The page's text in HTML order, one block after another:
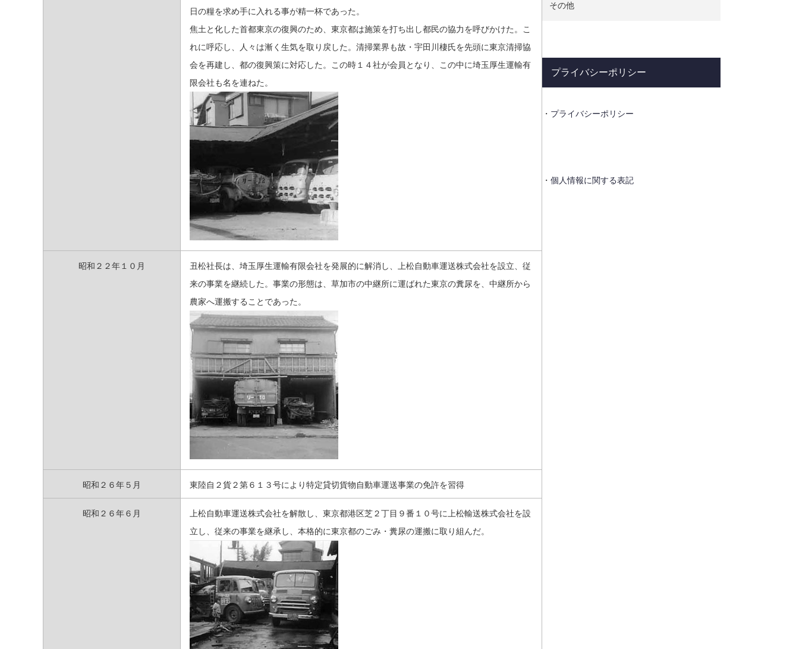
日の糧を求め手に入れる事が精一杯であった。
焦土と化した首都東京の復興のため、東京都は施策を打ち出し都民の協力を呼びかけた。こ
れに呼応し、人々は漸く生気を取り戻した。清掃業界も故・宇田川棲氏を先頭に東京清掃協
会を再建し、都の復興策に対応した。この時１４社が会員となり、この中に埼玉厚生運輸有
限会社も名を連ねた。
昭和２２年１０月
丑松社長は、埼玉厚生運輸有限会社を発展的に解消し、上松自動車運送株式会社を設立、従
来の事業を継続した。事業の形態は、草加市の中継所に運ばれた東京の糞尿を、中継所から
農家へ運搬することであった。
昭和２６年５月 東陸自２貨２第６１３号により特定貸切貨物自動車運送事業の免許を習得
昭和２６年６月
上松自動車運送株式会社を解散し、東京都港区芝２丁目９番１０号に上松輸送株式会社を設
立し、従来の事業を継承し、本格的に東京都のごみ・糞尿の運搬に取り組んだ。
その他
プライバシーポリシー
・ プライバシーポリシー
・ 個人情報に関する表記